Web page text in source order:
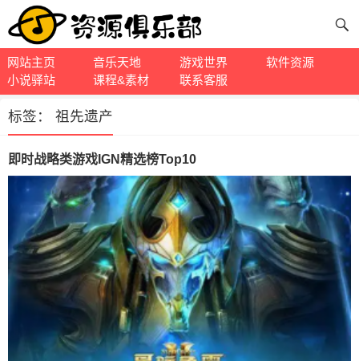
网站主页 音乐天地 游戏世界
软件资源
小说驿站
课程&素材 联系客服
标签： 祖先遗产
即时战略类游戏IGN精选榜Top10